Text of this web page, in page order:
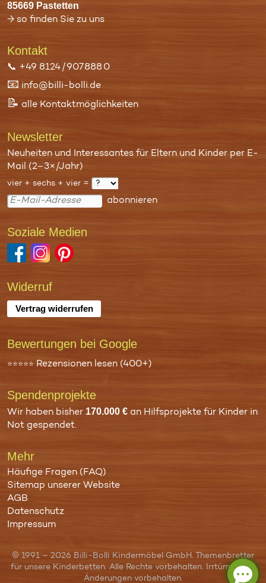
85669 Pastetten
→ so finden Sie zu uns
Kontakt
📞 +49 8124 / 907 888 0
📧 info@billi-bolli.de
📝 alle Kontaktmöglichkeiten
Newsletter
Neuheiten und Interessantes für Eltern und Kinder per E-
Mail (2–3×/Jahr)
vier + sechs + vier =
abonnieren
Soziale Medien
Widerruf
Vertrag widerrufen
Bewertungen bei Google
⭐⭐⭐⭐⭐ Rezensionen lesen (400+)
Spenden­projekte
Wir haben bisher 170.000 €an Hilfsprojekte für Kinder in
Notgespendet.
Mehr
Häufige Fragen (FAQ)
Sitemap unserer Website
AGB
Datenschutz
Impressum
© 1991 – 2026 Billi-Bolli Kindermöbel GmbH. Themenbretter
für unsere Kinderbetten. Alle Rechte vorbehalten. Irrtümer und
Änderungen vorbehalten.